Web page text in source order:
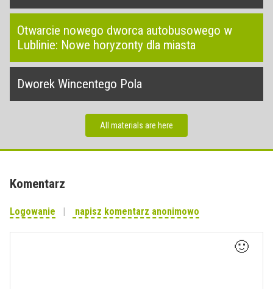
Otwarcie nowego dworca autobusowego w
Lublinie: Nowe horyzonty dla miasta
Dworek Wincentego Pola
All materials are here
Komentarz
Logowanie napisz komentarz anonimowo
🙂